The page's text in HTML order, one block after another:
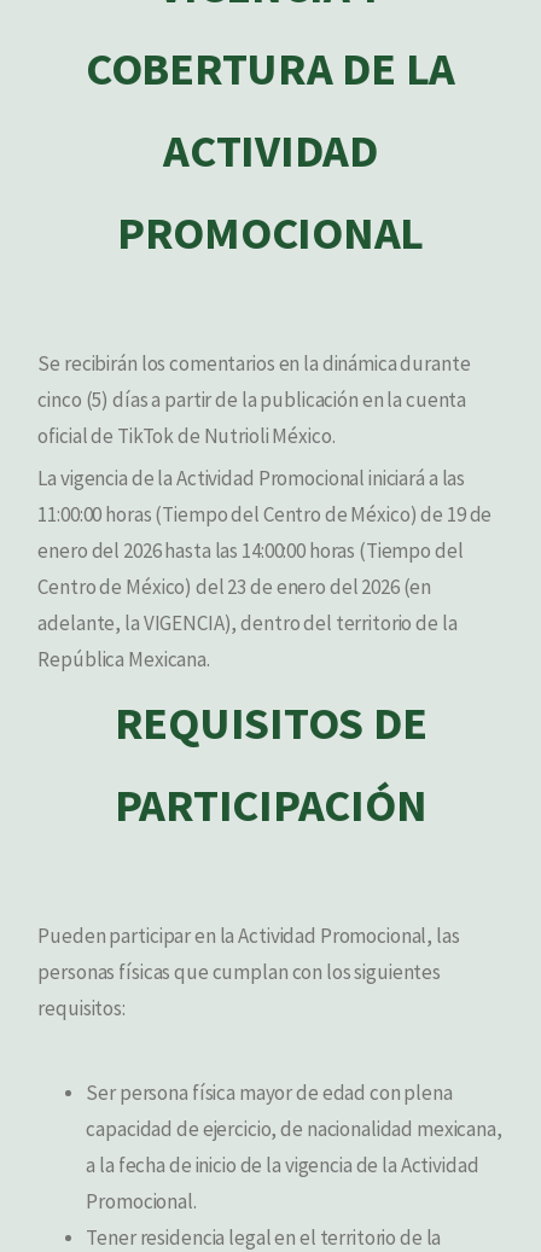
COBERTURA DE LA
ACTIVIDAD
PROMOCIONAL
Se recibirán los comentarios en la dinámica durante
cinco (5) días a partir de la publicación en la cuenta
oficial de TikTok de Nutrioli México.
La vigencia de la Actividad Promocional iniciará a las
11:00:00 horas (Tiempo del Centro de México) de 19 de
enero del 2026 hasta las 14:00:00 horas (Tiempo del
Centro de México) del 23 de enero del 2026 (en
adelante, la VIGENCIA), dentro del territorio de la
República Mexicana.
REQUISITOS DE
PARTICIPACIÓN
Pueden participar en la Actividad Promocional, las
personas físicas que cumplan con los siguientes
requisitos:
Ser persona física mayor de edad con plena
capacidad de ejercicio, de nacionalidad mexicana,
a la fecha de inicio de la vigencia de la Actividad
Promocional.
Tener residencia legal en el territorio de la